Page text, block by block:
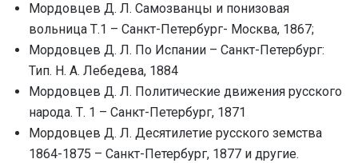
Мордовцев Д. Л. Самозванцы и понизовая
вольница Т.1 – Санкт-Петербург- Москва, 1867;
Мордовцев Д. Л. По Испании – Санкт-Петербург:
Тип. Н. А. Лебедева, 1884
Мордовцев Д. Л. Политические движения русского
народа. Т. 1 – Санкт-Петербург, 1871
Мордовцев Д. Л. Десятилетие русского земства
1864-1875 – Санкт-Петербург, 1877 и другие.